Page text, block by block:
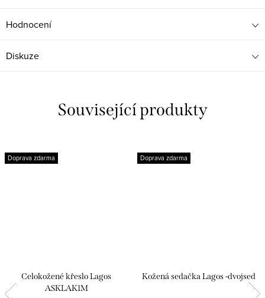
Hodnocení
Diskuze
Související produkty
Doprava zdarma
Celokožené křeslo Lagos
ASKLAK1M
Doprava zdarma
Kožená sedačka Lagos -dvojsed